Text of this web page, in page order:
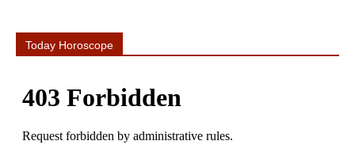
Today Horoscope